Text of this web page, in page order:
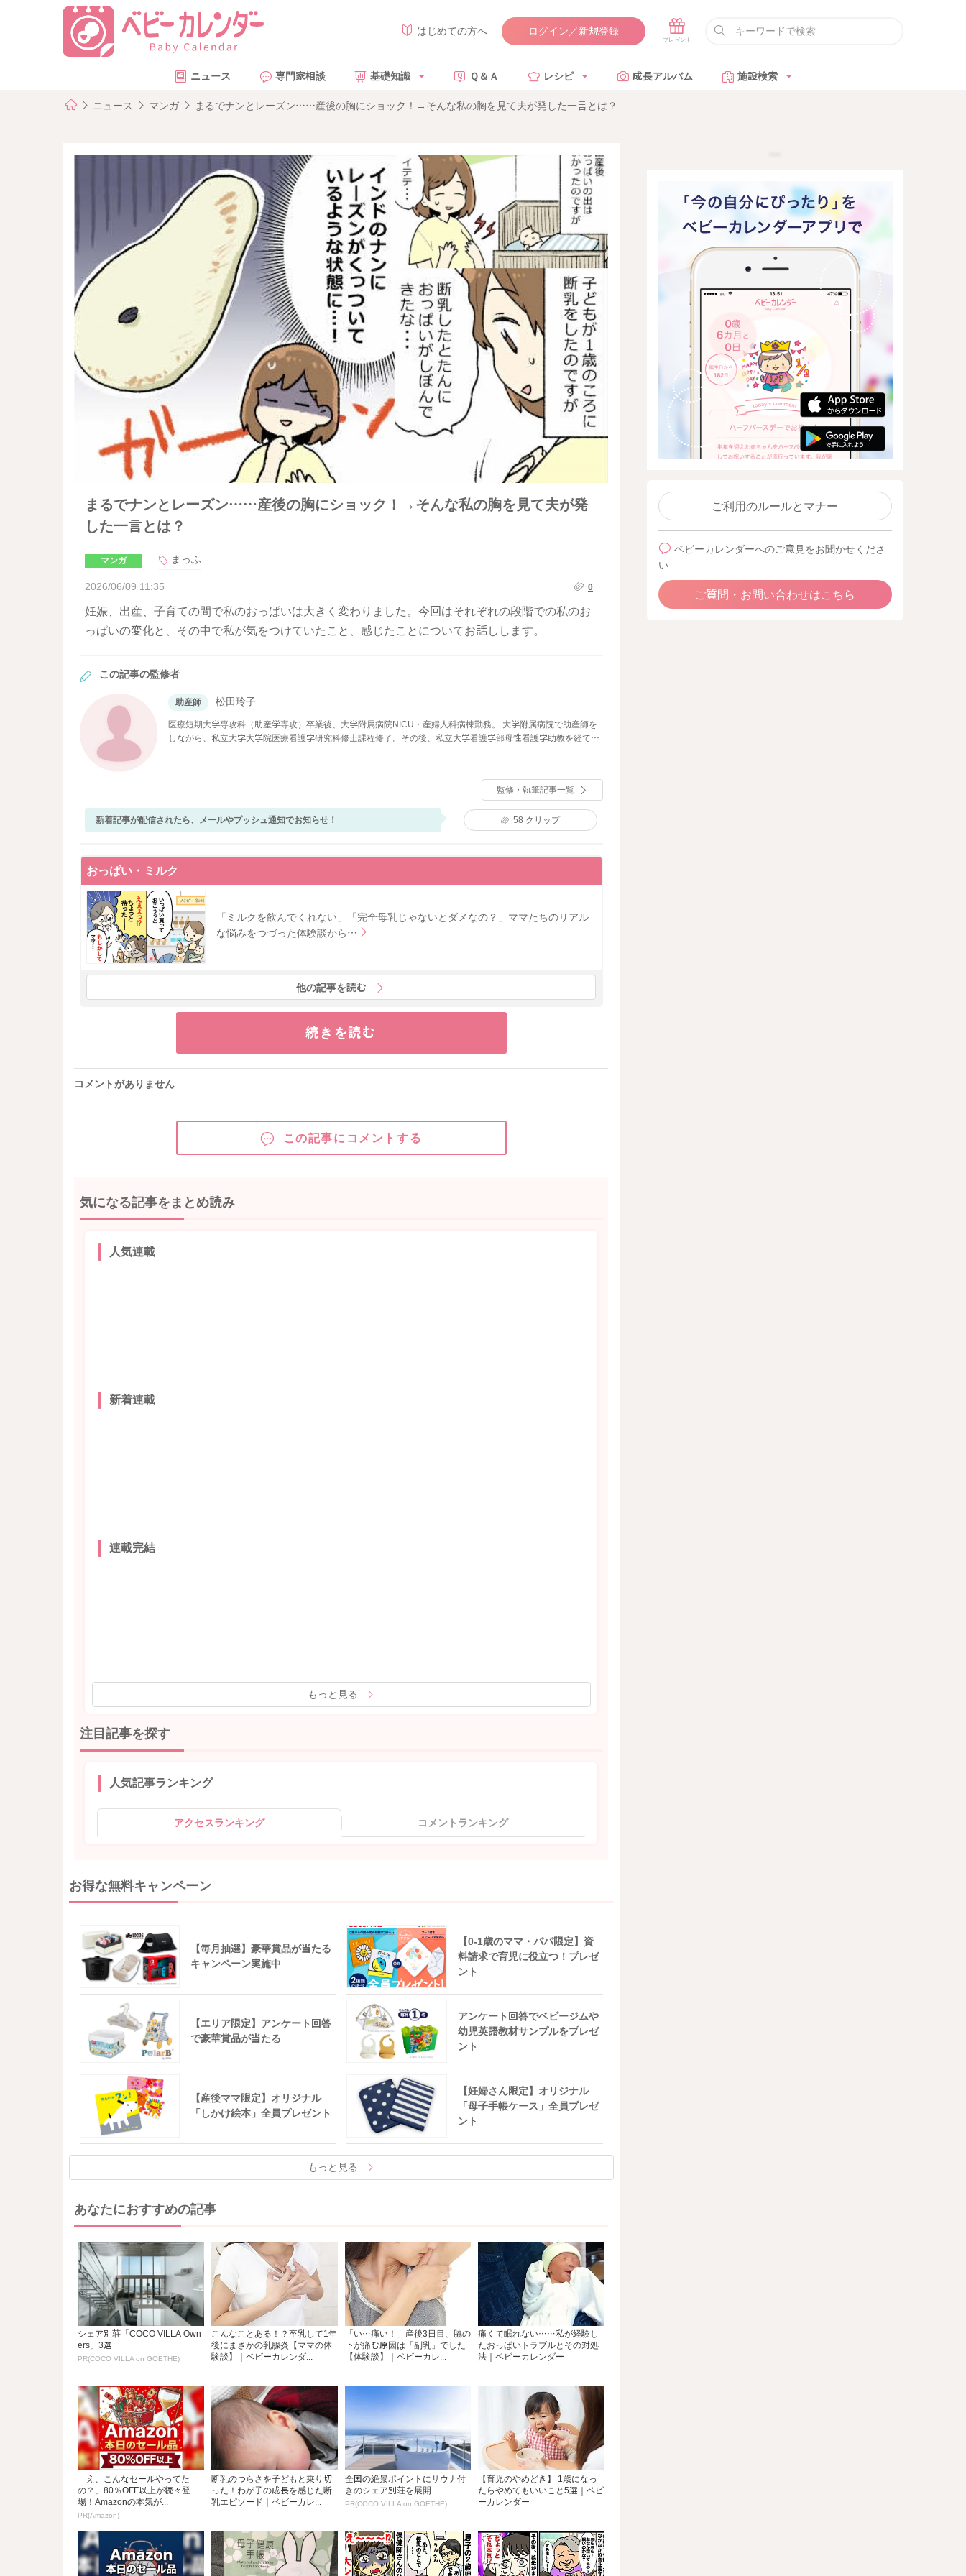
はじめての方へ ログイン／新規登録
ニュース 専門家相談 基礎知識 Ｑ＆Ａ レシピ 成長アルバム 施設検索
ニュース マンガ まるでナンとレーズン……産後の胸にショック！→そんな私の胸を見て夫が発した一言とは？
まるでナンとレーズン……産後の胸にショック！→そんな私の胸を見て夫が発
した一言とは？
マンガ まっふ
2026/06/09 11:35 0
妊娠、出産、子育ての間で私のおっぱいは大きく変わりました。今回はそれぞれの段階での私のお
っぱいの変化と、その中で私が気をつけていたこと、感じたことについてお話しします。
この記事の監修者
助産師 松田玲子
医療短期大学専攻科（助産学専攻）卒業後、大学附属病院NICU・産婦人科病棟勤務。 大学附属病院で助産師を
しながら、私立大学大学院医療看護学研究科修士課程修了。その後、私立大学看護学部母性看護学助教を経て、
監修・執筆記事一覧
新着記事が配信されたら、メールやプッシュ通知でお知らせ！ 58 クリップ
おっぱい・ミルク
「ミルクを飲んでくれない」「完全母乳じゃないとダメなの？」ママたちのリアル
な悩みをつづった体験談から…
他の記事を読む
続きを読む
コメントがありません
この記事にコメントする
気になる記事をまとめ読み
人気連載
新着連載
連載完結
もっと見る
注目記事を探す
人気記事ランキング
アクセスランキング コメントランキング
お得な無料キャンペーン
【毎月抽選】豪華賞品が当たる
キャンペーン実施中
【0-1歳のママ・パパ限定】資
料請求で育児に役立つ！プレゼ
ント
【エリア限定】アンケート回答
で豪華賞品が当たる
アンケート回答でベビージムや
幼児英語教材サンプルをプレゼ
ント
【産後ママ限定】オリジナル
「しかけ絵本」全員プレゼント
【妊婦さん限定】オリジナル
「母子手帳ケース」全員プレゼ
ント
もっと見る
あなたにおすすめの記事
シェア別荘「COCO VILLA Own
ers」3選
PR(COCO VILLA on GOETHE)
こんなことある！？卒乳して1年
後にまさかの乳腺炎【ママの体
験談】｜ベビーカレンダ...
「い…痛い！」産後3日目、脇の
下が痛む原因は「副乳」でした
【体験談】｜ベビーカレ...
痛くて眠れない……私が経験し
たおっぱいトラブルとその対処
法｜ベビーカレンダー
「え、こんなセールやってた
の？」80％OFF以上が続々登
場！Amazonの本気が...
PR(Amazon)
断乳のつらさを子どもと乗り切
った！わが子の成長を感じた断
乳エピソード｜ベビーカレ...
全国の絶景ポイントにサウナ付
きのシェア別荘を展開
PR(COCO VILLA on GOETHE)
【育児のやめどき】 1歳になっ
たらやめてもいいこと5選｜ベビ
ーカレンダー
ご利用のルールとマナー
ベビーカレンダーへのご意見をお聞かせくださ
い
ご質問・お問い合わせはこちら